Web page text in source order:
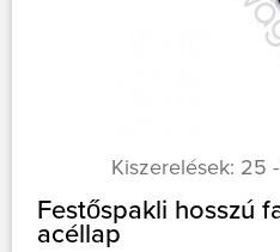
Kiszerelések: 25
Festőspakli hosszú
acéllap